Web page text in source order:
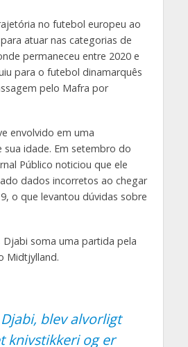
no futebol europeu ao
atuar nas categorias de
permaneceu entre 2020 e
para o futebol dinamarquês
pelo Mafra por
envolvido em uma
sua idade. Em setembro do
Público noticiou que ele
dados incorretos ao chegar
o que levantou dúvidas sobre
soma uma partida pela
Midtjylland.
blev alvorligt
knivstikkeri og er